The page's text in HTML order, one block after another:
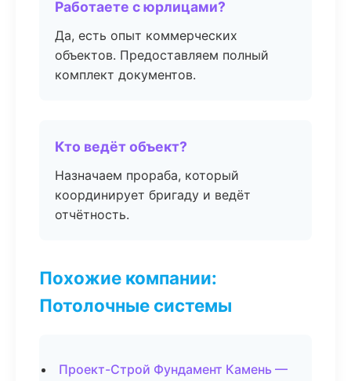
Работаете с юрлицами?
Да, есть опыт коммерческих
объектов. Предоставляем полный
комплект документов.
Кто ведёт объект?
Назначаем прораба, который
координирует бригаду и ведёт
отчётность.
Похожие компании:
Потолочные системы
Проект-Строй Фундамент Камень —